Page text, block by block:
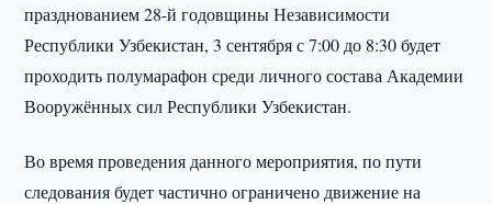
празднованием 28-й годовщины Независимости
Республики Узбекистан, 3 сентября с 7:00 до 8:30 будет
проходить полумарафон среди личного состава Академии
Вооружённых сил Республики Узбекистан.
Во время проведения данного мероприятия, по пути
следования будет частично ограничено движение на